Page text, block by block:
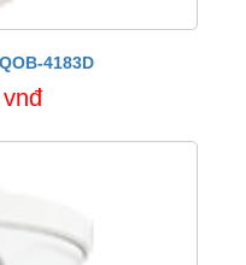
4183D